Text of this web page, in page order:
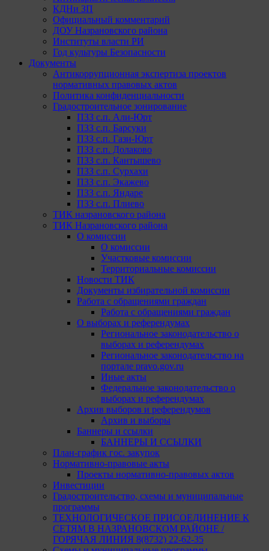
КДНи ЗП
Официальный комментарий
ДОУ Назрановского района
Институты власти РИ
Год культуры Безопасности
Документы
Антикоррупционная экспертиза проектов
нормативных правовых актов
Политика конфиденциальности
Градостроительное зонирование
ПЗЗ с.п. Али-Юрт
ПЗЗ с.п. Барсуки
ПЗЗ с.п. Гази-Юрт
ПЗЗ с.п. Долаково
ПЗЗ с.п. Кантышево
ПЗЗ с.п. Сурхахи
ПЗЗ с.п. Экажево
ПЗЗ с.п. Яндаре
ПЗЗ с.п. Плиево
ТИК назрановского района
ТИК Назрановского района
О комиссии
О комиссии
Участковые комиссии
Территориальные комиссии
Новости ТИК
Документы избирательной комиссии
Работа с обращениями граждан
Работа с обращениями граждан
О выборах и референдумах
Региональное законодательство о
выборах и референдумах
Региональное законодательство на
портале pravo.gov.ru
Иные акты
Федеральное законодательство о
выборах и референдумах
Архив выборов и референдумов
Архив и выборы
Баннеры и ссылки
БАННЕРЫ И ССЫЛКИ
План-график гос. закупок
Нормативно-правовые акты
Проекты нормативно-правовых актов
Инвестиции
Градостроительство, схемы и муниципальные
программы
ТЕХНОЛОГИЧЕСКОЕ ПРИСОЕДИНЕНИЕ К
СЕТЯМ В НАЗРАНОВСКОМ РАЙОНЕ /
ГОРЯЧАЯ ЛИНИЯ 8(8732) 22-62-35